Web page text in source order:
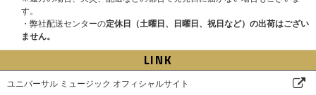
【電子チケットの発券方法】
s.html
＜イベント当日に必要なもの＞
2、『主催者が指定する顔写真付きの身分証明書』(写真・コピー・期限切れ
不可)
す。
・弊社配送センターの定休日（土曜日、日曜日、祝日など）の出荷はござい
ません。
LINK
ユニバーサル ミュージック オフィシャルサイト